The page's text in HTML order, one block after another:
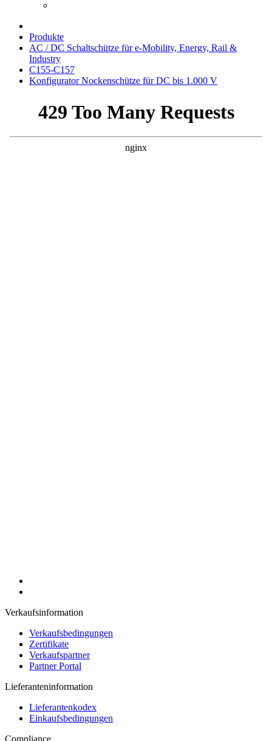
Produkte
AC / DC Schaltschütze für e-Mobility, Energy, Rail &
Industry
C155-C157
Konfigurator Nockenschütze für DC bis 1.000 V
Verkaufsinformation
Verkaufsbedingungen
Zertifikate
Verkaufspartner
Partner Portal
Lieferanteninformation
Lieferantenkodex
Einkaufsbedingungen
Compliance